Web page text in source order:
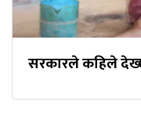
सरकारले कहिले